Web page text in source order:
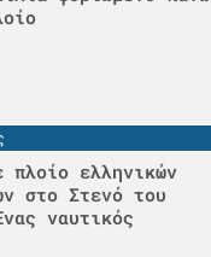
πλοίο ελληνικών
στο Στενό του
ναυτικός